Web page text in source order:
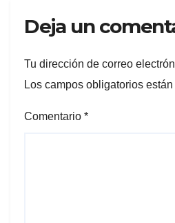
Deja un
Tu dirección de correo
Los campos obligatorios
Comentario *